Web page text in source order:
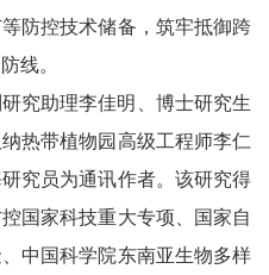
防控技术储备，筑牢抵御跨
线。
究助理李佳明、博士研究生
热带植物园 高级工程师李仁
究员为通讯作者。该研究得
国家科技重大专项 、国家自
中国科学院东南亚生物多样